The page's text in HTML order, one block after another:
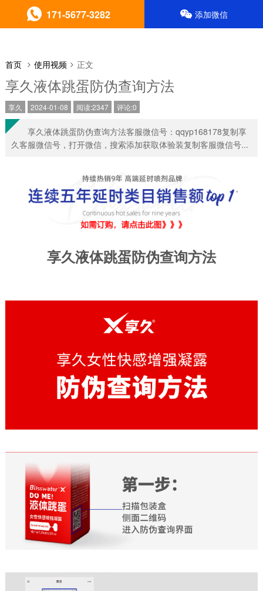
首页 使用视频 正文
享久液体跳蛋防伪查询方法
享久 2024-01-08 阅读:2347 评论:0
享久液体跳蛋防伪查询方法客服微信号：qqyp168178复制享
久客服微信号，打开微信，搜索添加获取体验装复制客服微信号...
享久液体跳蛋防伪查询方法
171-5677-3282 添加微信